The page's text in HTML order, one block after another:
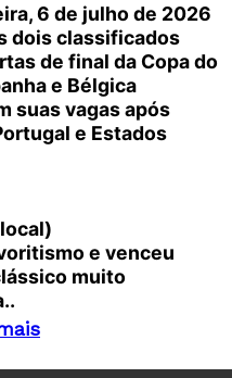
6 de julho de 2026
dois classificados
de final da Copa do
e Bélgica
suas vagas após
e Estados
e venceu
muito